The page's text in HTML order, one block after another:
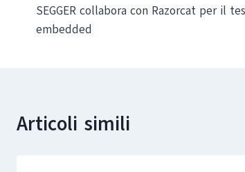
articoli
SEGGER collabora con Razorcat per il
embedded
Articoli simili